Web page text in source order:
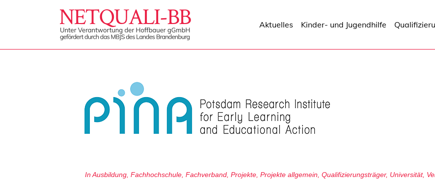
Aktuelles Kinder- und Jugendhilfe
In Ausbildung Fachhochschule Fachverband Projekte Projekte allgemein Qualifizierungsträger, Universität,